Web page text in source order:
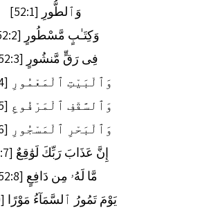
وَٱلطُّورِ [52:1]
وَكِتَـٰبٍ مَّسْطُورٍ [52:2]
فِى رَقٍّ مَّنشُورٍ [52:3]
وَٱلْبَيْتِ ٱلْمَعْمُورِ [52:4]
وَٱلسَّقْفِ ٱلْمَرْفُوعِ [52:5]
وَٱلْبَحْرِ ٱلْمَسْجُورِ [52:6]
إِنَّ عَذَابَ رَبِّكَ لَوَٰقِعٌ [52:7]
مَّا لَهُۥ مِن دَافِعٍ [52:8]
يَوْمَ تَمُورُ ٱلسَّمَآءُ مَوْرًا [52:9]